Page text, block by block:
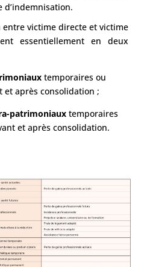
d’indemnisation.
victime directe et victime
essentiellement en deux
temporaires ou
et après consolidation ;
patrimoniaux temporaires
et après consolidation.